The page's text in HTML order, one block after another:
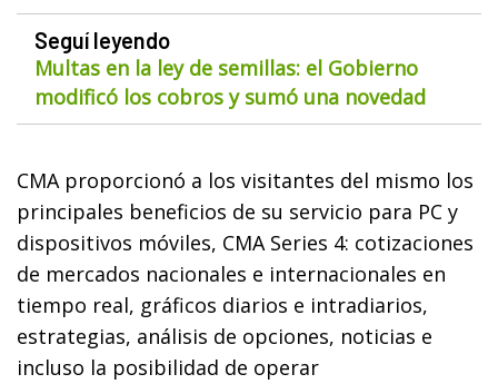
Seguí leyendo
Multas en la ley de semillas: el Gobierno
modificó los cobros y sumó una novedad
CMA proporcionó a los visitantes del mismo los
principales beneficios de su servicio para PC y
dispositivos móviles, CMA Series 4: cotizaciones
de mercados nacionales e internacionales en
tiempo real, gráficos diarios e intradiarios,
estrategias, análisis de opciones, noticias e
incluso la posibilidad de operar